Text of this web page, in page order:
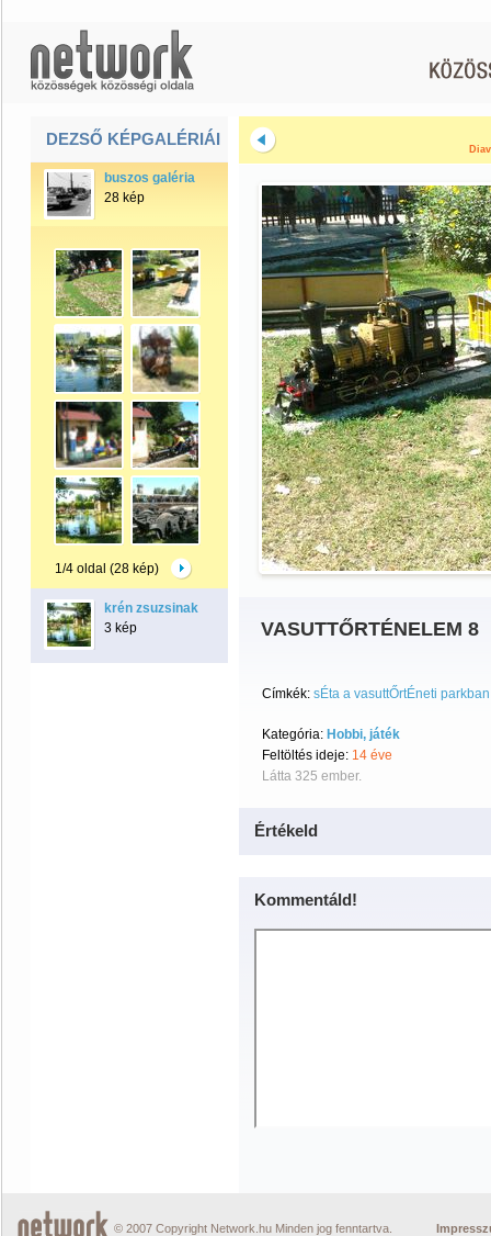
DEZSŐ KÉPGALÉRIÁI
buszos galéria
28 kép
1/4 oldal (28 kép)
krén zsuzsinak
3 kép
VASUTTŐRTÉNELEM 8
Címkék: sÉta a vasuttŐrtÉneti
Kategória: Hobbi, játék
Feltöltés ideje: 14 éve
Látta 325 ember.
Értékeld
Kommentáld!
© 2007 Copyright Network.hu Minden jog fenntartva.